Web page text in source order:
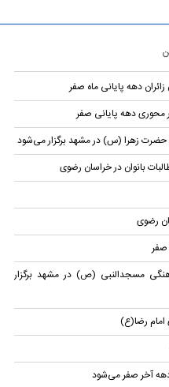
دهه پایانی ماه صفر
محوری دهه پایانی صفر
حضرت زهرا (س) در مشهد برگزار می‌شود
بانوان در خراسان رضوی
رضوی
مسجد‌النبی (ص) در مشهد برگزار
امام رضا(ع)
دهه آخر صفر می‌شود